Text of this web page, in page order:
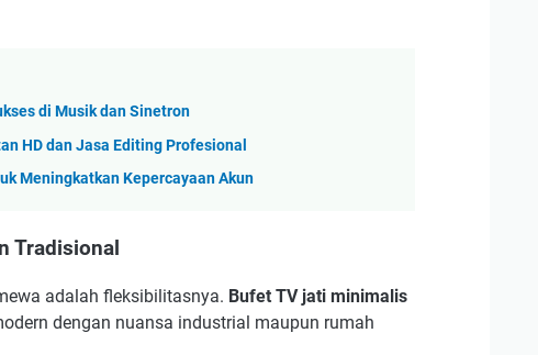
di Musik dan Sinetron
HD dan Jasa Editing Profesional
Meningkatkan Kepercayaan Akun
Tradisional
adalah fleksibilitasnya. Bufet TV jati minimalis
dengan nuansa industrial maupun rumah